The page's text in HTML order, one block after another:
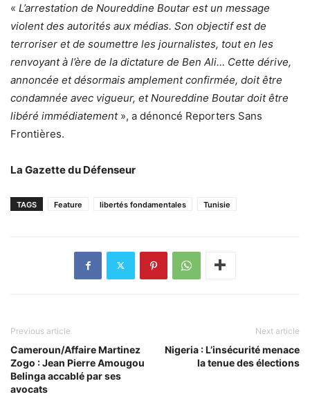
« L’arrestation de Noureddine Boutar est un message
violent des autorités aux médias. Son objectif est de
terroriser et de soumettre les journalistes, tout en les
renvoyant à l’ère de la dictature de Ben Ali… Cette dérive,
annoncée et désormais amplement confirmée, doit être
condamnée avec vigueur, et Noureddine Boutar doit être
libéré immédiatement», a dénoncé Reporters Sans
Frontières.
La Gazette du Défenseur
TAGS Feature libertés fondamentales Tunisie
Previous article
Cameroun/Affaire Martinez
Zogo : Jean Pierre Amougou
Belinga accablé par ses
avocats
Next article
Nigeria : L’insécurité menace
la tenue des élections